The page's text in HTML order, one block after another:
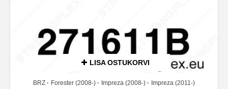
LISA OSTUKORVI
BRZ Forester (2008-) Impreza (2008-) Impreza (2011-)